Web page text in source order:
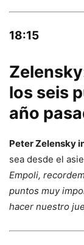
18:15
los seis
año
Peter Zelensky
sea desde el
Empoli,
puntos muy
hacer nuestro